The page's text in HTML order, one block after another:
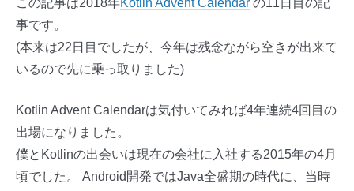
この記事は2018年Kotlin Advent Calendar の11日目の記
事です。
(本来は22日目でしたが、今年は残念ながら空きが出来て
いるので先に乗っ取りました)
Kotlin Advent Calendarは気付いてみれば4年連続4回目の
出場になりました。
僕とKotlinの出会いは現在の会社に入社する2015年の4月
頃でした。 Android開発ではJava全盛期の時代に、当時